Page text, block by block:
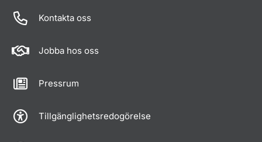
Kontakta oss
Jobba hos oss
Pressrum
Tillgänglighetsredogörelse